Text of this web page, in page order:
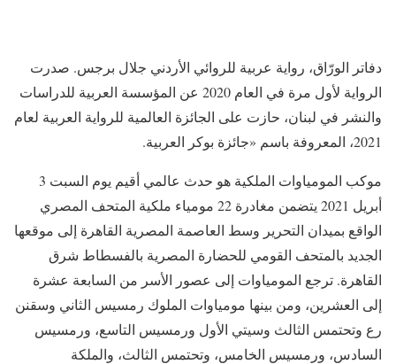
دفاتر الورّاق، رواية عربية للروائي الأردني جلال برجس. صدرت
الرواية لأول مرة في العام 2020 عن المؤسسة العربية للدراسات
والنشر في لبنان، حازت على الجائزة العالمية للرواية العربية لعام
2021، المعروفة باسم «جائزة بوكر العربية.
موكب المومياوات الملكية هو حدث عالمي أقيم يوم السبت 3
أبريل 2021 يتضمن مغادرة 22 مومياء ملكية المتحف المصري
الواقع بميدان التحرير وسط العاصمة المصرية القاهرة إلى موقعها
الجديد بالمتحف القومي للحضارة المصرية بالفسطاط شرق
القاهرة. ترجع المومياوات إلى عصور الأسر من السابعة عشرة
إلى العشرين، ومن بينها مومياوات الملوك رمسيس الثاني وسقنن
رع وتحتمس الثالث وسيتي الأول ورمسيس التاسع، ورمسيس
السادس، ورمسيس الخامس، وتحتمس الثالث، والملكة